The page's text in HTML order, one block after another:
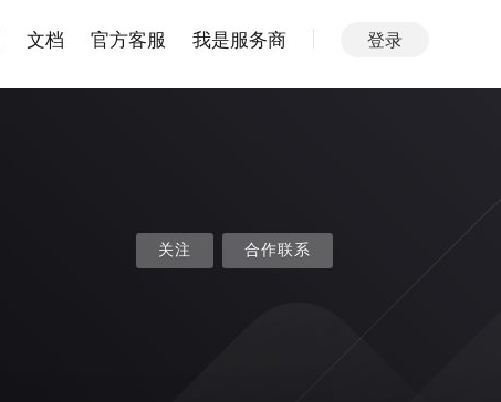
文档 官方客服 我是服务商 登录
关注 合作联系